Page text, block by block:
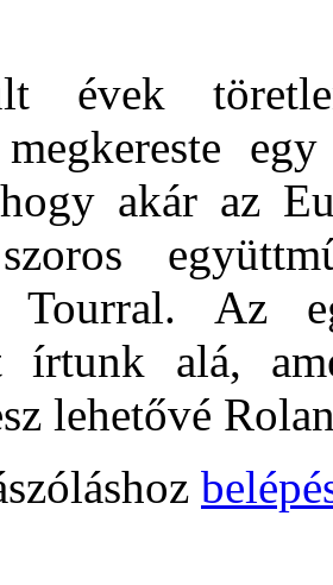
évek
akár az
Tourral. Az
írtunk alá,
lehetővé